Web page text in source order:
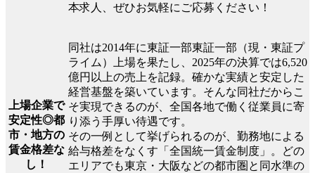
本求人、ぜひお気軽にご応募ください！
上場企業で
安定性◎都
市・地方の
賃金格差な
し！
同社は2014年に東証一部東証一部（現・東証プ
ライム）上場を果たし、2025年の決算では6,520
億円以上の売上を記録。確かな実績と安定した
経営基盤を築いています。そんな同社だからこ
そ実現できるのが、全国各地で働く従業員に寄
り添う手厚い待遇です。
その一例として挙げられるのが、勤務地による
給与格差をなくす「全国統一賃金制度」。どの
エリアでも東京・大阪などの都市圏と同水準の